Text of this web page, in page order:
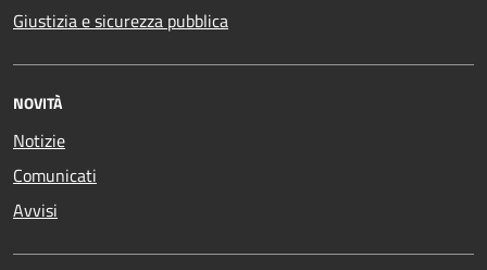
Giustizia e sicurezza pubblica
NOVITÀ
Notizie
Comunicati
Avvisi